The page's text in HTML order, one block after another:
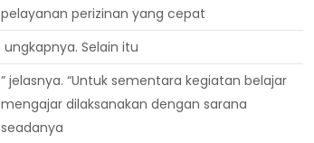
pelayanan perizinan yang cepat
 ungkapnya. Selain itu
” jelasnya. “Untuk sementara kegiatan belajar
mengajar dilaksanakan dengan sarana
seadanya